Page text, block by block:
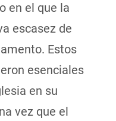
en el que la
escasez de
Estos
esenciales
en su
vez que el